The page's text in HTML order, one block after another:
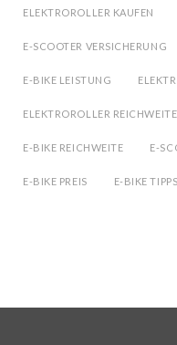
ELEKTROROLLER KAUFEN
E-SCOOTER VERSICHERUNG
E-BIKE LEISTUNG
ELEKTROROLLER REICHWEITE
E-BIKE REICHWEITE E-
E-BIKE PREIS E-BIKE TIPPS